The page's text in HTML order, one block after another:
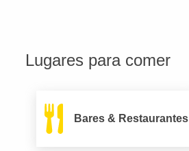
Lugares para comer
Bares & Restaurantes